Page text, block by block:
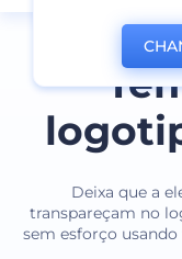
Deixa que a
transpareçam no
sem esforço